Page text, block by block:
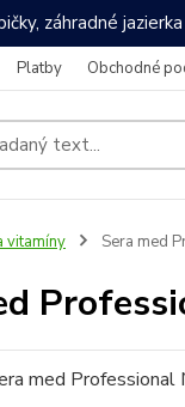
záhradné
Platby Obchodné
vitamíny Sera med